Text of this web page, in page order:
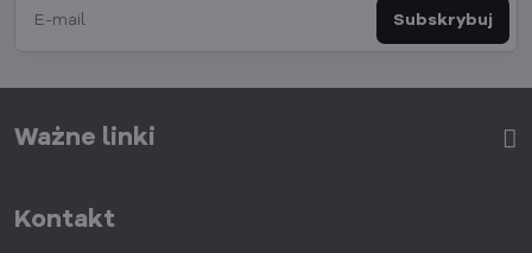
Subskrybuj
Ważne linki
Kontakt